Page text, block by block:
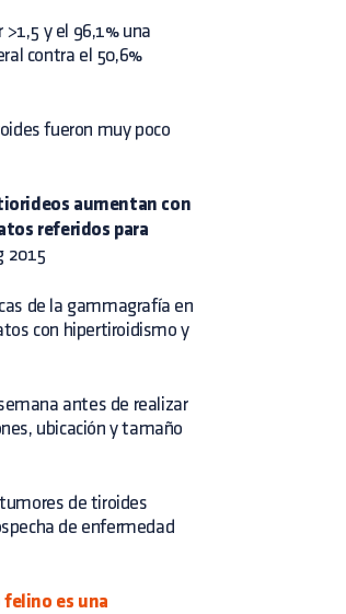
y el 96,1% una
contra el 50,6%
fueron muy poco
aumentan con
referidos para
2015
de la gammagrafía en
con hipertiroidismo y
antes de realizar
ubicación y tamaño
de tiroides
de enfermedad
es una